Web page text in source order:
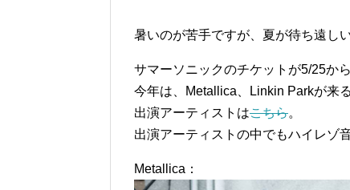
暑いのが苦手ですが、夏が待ち遠し
サマーソニックのチケットが5/25か
今年は、Metallica、Linkin Parkが来
出演アーティストはこちら。
出演アーティストの中でもハイレゾ
Metallica：